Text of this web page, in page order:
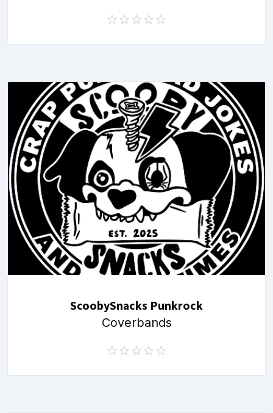
ScoobySnacks Punkrock
Coverbands